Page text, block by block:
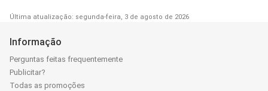
Última atualização: segunda-feira, 3 de agosto de 2026
Informação
Perguntas feitas frequentemente
Publicitar?
Todas as promoções